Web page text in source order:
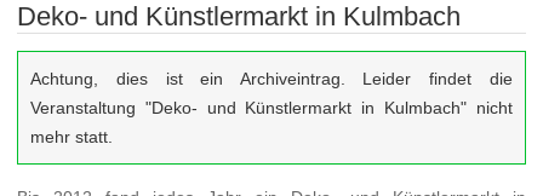
Deko- und Künstlermarkt in Kulmbach
Achtung, dies ist ein Archiveintrag. Leider findet die
Veranstaltung "Deko- und Künstlermarkt in Kulmbach" nicht
mehr statt.